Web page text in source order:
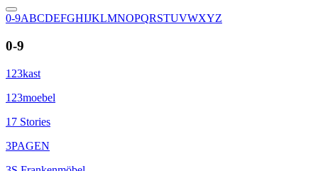
0-9ABCDEFGHIJKLMNOPQRSTUVWXYZ
0-9
123kast
123moebel
17 Stories
3PAGEN